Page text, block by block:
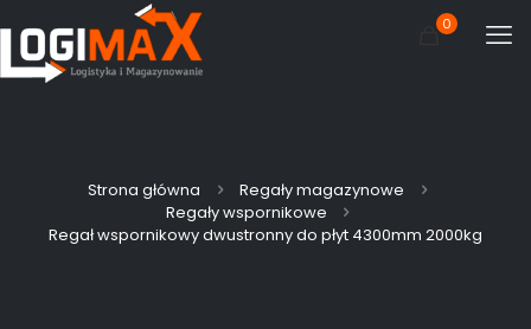
0
Strona główna
Regały magazynowe
Regały wspornikowe
Regał wspornikowy dwustronny do płyt 4300mm 2000kg